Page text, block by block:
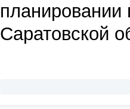
Саратовской